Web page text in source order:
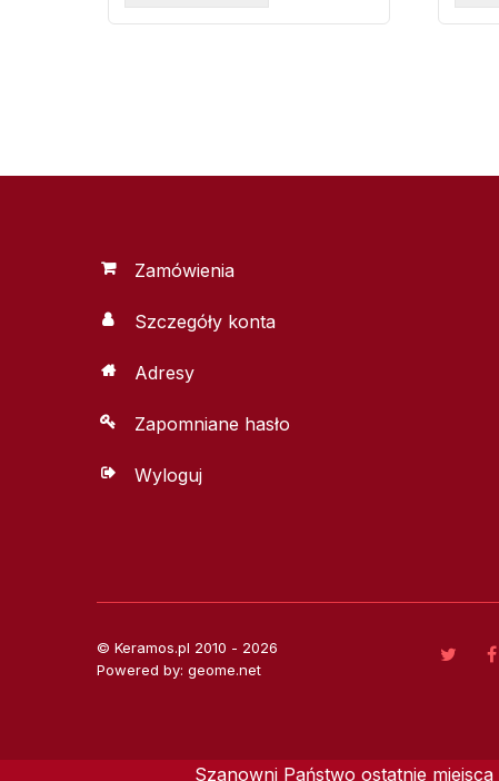
Zamówienia
Szczegóły konta
Adresy
Zapomniane hasło
Wyloguj
© Keramos.pl 2010 - 2026
Powered by: geome.net
Szanowni Państwo ostatnie